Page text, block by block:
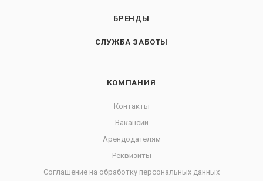
БРЕНДЫ
СЛУЖБА ЗАБОТЫ
КОМПАНИЯ
Контакты
Вакансии
Арендодателям
Реквизиты
Соглашение на обработку персональных данных